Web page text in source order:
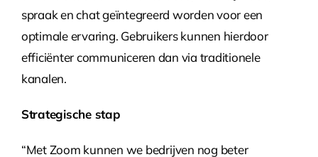
spraak en chat geïntegreerd worden voor een
optimale ervaring. Gebruikers kunnen hierdoor
efficiënter communiceren dan via traditionele
kanalen.
Strategische stap
“Met Zoom kunnen we bedrijven nog beter